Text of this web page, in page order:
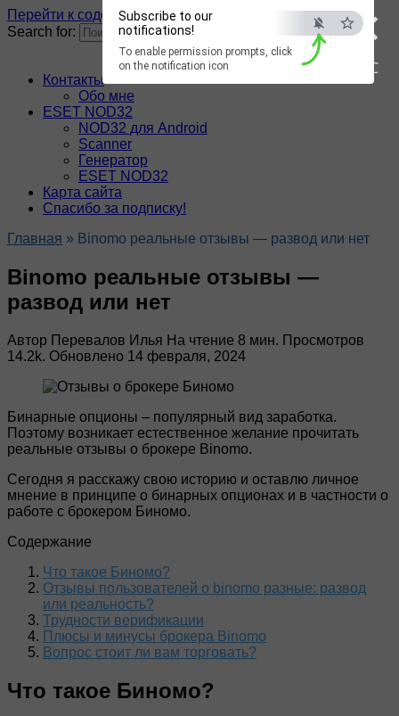
×
ESC
Subscribe to our
notifications!
To enable permission prompts, click
on the notification icon
Перейти к содержанию
Search for:
Контакты
Обо мне
ESET NOD32
NOD32 для Android
Scanner
Генератор
ESET NOD32
Карта сайта
Спасибо за подписку!
Главная » Binomo реальные отзывы — развод или нет
Binomo реальные отзывы —
развод или нет
Автор Перевалов Илья На чтение 8 мин. Просмотров
14.2k. Обновлено 14 февраля, 2024
Бинарные опционы – популярный вид заработка.
Поэтому возникает естественное желание прочитать
реальные отзывы о брокере Binomo.
Сегодня я расскажу свою историю и оставлю личное
мнение в принципе о бинарных опционах и в частности о
работе с брокером Биномо.
Содержание
Что такое Биномо?
Отзывы пользователей о binomo разные: развод
или реальность?
Трудности верификации
Плюсы и минусы брокера Binomo
Вопрос стоит ли вам торговать?
Что такое Биномо?